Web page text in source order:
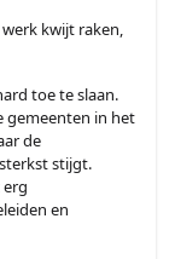
kwijt raken,
toe te slaan.
gemeenten in het
de
stijgt.
en